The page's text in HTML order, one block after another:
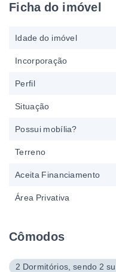
Cômodos
2 Dormitórios, sendo 2
Ficha do imóvel
Idade do imóvel
Incorporação
Perfil
Situação
Possui mobília?
Terreno
Aceita Financiamento
Área Privativa